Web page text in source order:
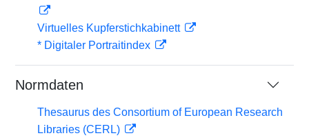
Virtuelles Kupferstichkabinett
* Digitaler Portraitindex
Normdaten
Thesaurus des Consortium of European Research
Libraries (CERL)